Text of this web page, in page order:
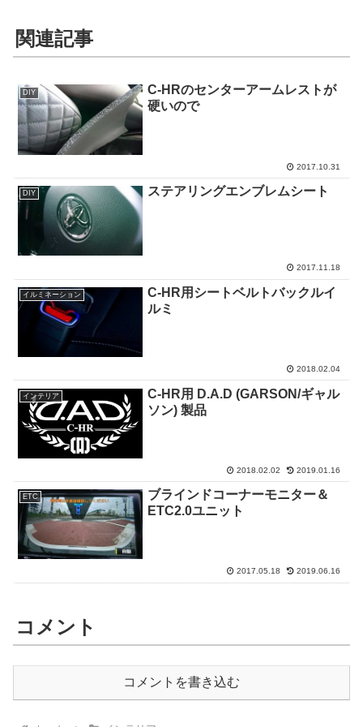
関連記事
DIY
C-HRのセンターアームレストが
硬いので
2017.10.31
DIY ステアリングエンブレムシート
2017.11.18
イルミネーション
C-HR用シートベルトバックルイ
ルミ
2018.02.04
インテリア
C-HR用 D.A.D (GARSON/ギャル
ソン) 製品
2018.02.02 2019.01.16
ETC
ブラインドコーナーモニター＆
ETC2.0ユニット
2017.05.18 2019.06.16
コメント
コメントを書き込む